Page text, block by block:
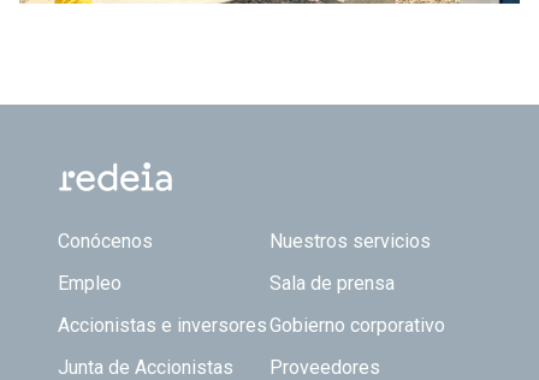
Footer TOP
Conócenos
Nuestros servicios
Empleo
Sala de prensa
Accionistas e inversoresGobierno corporativo
Junta de Accionistas
Proveedores